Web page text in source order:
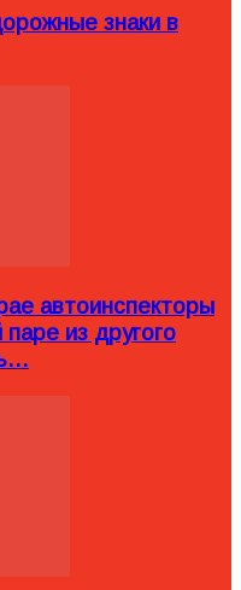
знаки в
автоинспекторы
из другого